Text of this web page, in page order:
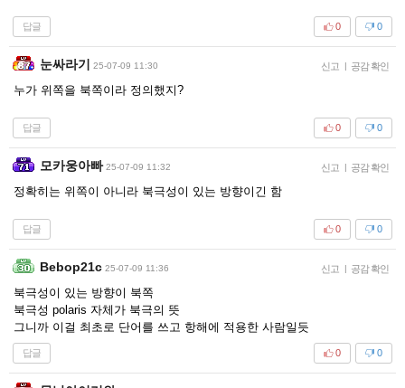
답글 0
0
눈싸라기 25-07-09 11:30 신고 | 공감 확인
누가 위쪽을 북쪽이라 정의했지?
답글 0
0
모카웅아빠 25-07-09 11:32 신고 | 공감 확인
정확히는 위쪽이 아니라 북극성이 있는 방향이긴 함
답글 0
0
Bebop21c 25-07-09 11:36 신고 | 공감 확인
북극성이 있는 방향이 북쪽
북극성 polaris 자체가 북극의 뜻
그니까 이걸 최초로 단어를 쓰고 항해에 적용한 사람일듯
답글 0
0